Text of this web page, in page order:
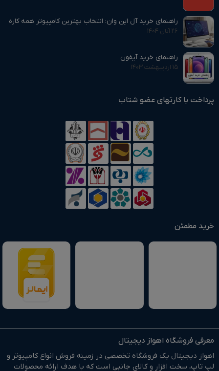
راهنمای خرید آل این وان: انتخاب بهترین کامپیوتر همه‌ کاره
۲۶ آبان ۱۴۰۴
راهنمای خرید آیفون
۱۵ اردیبهشت ۱۴۰۳
پرداخت با کارتهای عضو شتاب
خرید مطمئن
معرفی فروشگاه اهواز دیجیتال
اهواز دیجیتال یک فروشگاه تخصصی در زمینه فروش انواع کامپیوتر و
لپ تاپ، سخت افزار و کالای جانبی است که با هدف ارائه محصولات